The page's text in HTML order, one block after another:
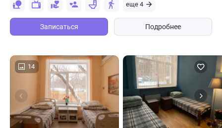
еще 4
Записаться Подробнее
14